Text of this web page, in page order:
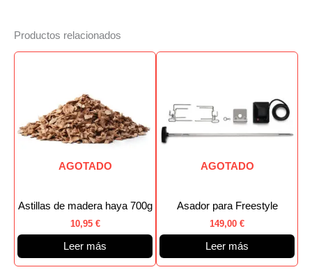
Productos relacionados
AGOTADO
Astillas de madera haya 700g
10,95 €
Leer más
AGOTADO
Asador para Freestyle
149,00 €
Leer más